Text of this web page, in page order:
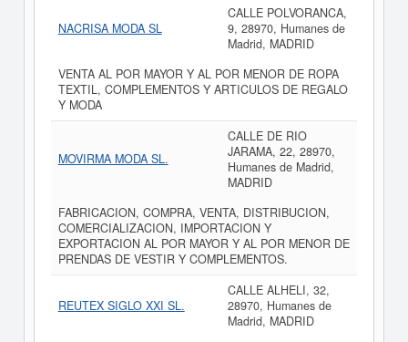
NACRISA MODA SL
CALLE POLVORANCA,
9, 28970, Humanes de
Madrid, MADRID
VENTA AL POR MAYOR Y AL POR MENOR DE ROPA
TEXTIL, COMPLEMENTOS Y ARTICULOS DE REGALO
Y MODA
MOVIRMA MODA SL.
CALLE DE RIO
JARAMA, 22, 28970,
Humanes de Madrid,
MADRID
FABRICACION, COMPRA, VENTA, DISTRIBUCION,
COMERCIALIZACION, IMPORTACION Y
EXPORTACION AL POR MAYOR Y AL POR MENOR DE
PRENDAS DE VESTIR Y COMPLEMENTOS.
REUTEX SIGLO XXI SL.
CALLE ALHELI, 32,
28970, Humanes de
Madrid, MADRID